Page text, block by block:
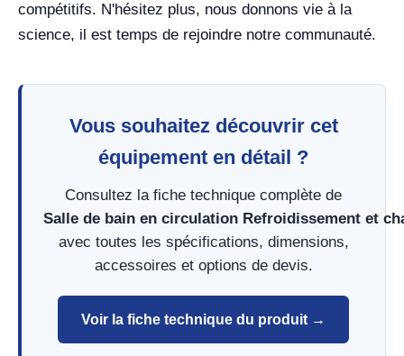
compétitifs. N'hésitez plus, nous donnons vie à la
science, il est temps de rejoindre notre communauté.
Vous souhaitez découvrir cet
équipement en détail ?
Consultez la fiche technique complète de
Salle de bain en circulation Refroidissement et
avec toutes les spécifications, dimensions,
accessoires et options de devis.
Voir la fiche technique du produit →